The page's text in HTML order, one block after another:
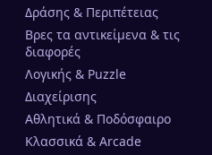
Δράσης & Περιπέτειας
Βρες τα αντικείμενα & τις
διαφορές
Λογικής & Puzzle
Διαχείρισης
Αθλητικά & Ποδόσφαιρο
Κλασσικά & Arcade